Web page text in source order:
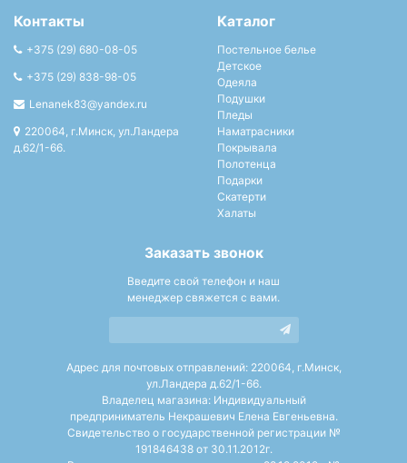
Контакты
+375 (29) 680-08-05
+375 (29) 838-98-05
Lenanek83@yandex.ru
220064, г.Минск, ул.Ландера
д.62/1-66.
Каталог
Постельное белье
Детское
Одеяла
Подушки
Пледы
Наматрасники
Покрывала
Полотенца
Подарки
Скатерти
Халаты
Заказать звонок
Введите свой телефон и наш
менеджер свяжется с вами.
Адрес для почтовых отправлений: 220064, г.Минск,
ул.Ландера д.62/1-66.
Владелец магазина: Индивидуальный
предприниматель Некрашевич Елена Евгеньевна.
Свидетельство о государственной регистрации №
191846438 от 30.11.2012г.